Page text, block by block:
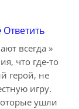
Ответить
всегда »
что где-то
герой, не
игру.
ушли